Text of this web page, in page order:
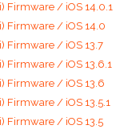
Firmware / iOS 14.0.1
Firmware / iOS 14.0
Firmware / iOS 13.7
Firmware / iOS 13.6.1
Firmware / iOS 13.6
Firmware / iOS 13.5.1
Firmware / iOS 13.5